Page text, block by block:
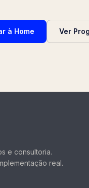
à Home Ver
e consultoria.
real.